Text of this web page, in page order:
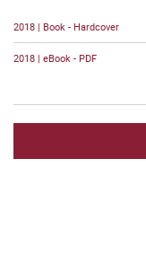
2018 | Book - Hardcover
2018 | eBook - PDF